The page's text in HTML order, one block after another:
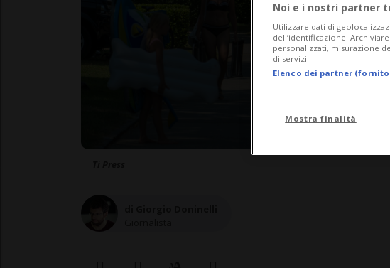
Noi e i nostri partner
Utilizzare dati di
dell’identificazione.
personalizzati, misurazione
di servizi.
Elenco dei partner
Mostra finalità